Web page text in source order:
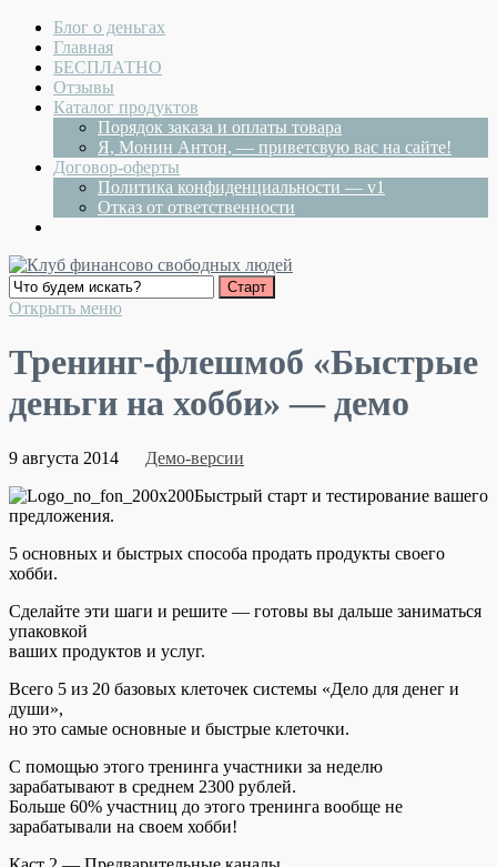
Блог о деньгах
Главная
БЕСПЛАТНО
Отзывы
Каталог продуктов
Порядок заказа и оплаты товара
Я, Монин Антон, — приветсвую вас на сайте!
Договор-оферты
Политика конфиденциальности — v1
Отказ от ответственности
Открыть меню
Тренинг-флешмоб «Быстрые
деньги на хобби» — демо
9 августа 2014
Демо-версии
Быстрый старт и тестирование вашего
предложения.
5 основных и быстрых способа продать продукты своего
хобби.
Сделайте эти шаги и решите — готовы вы дальше заниматься
упаковкой
ваших продуктов и услуг.
Всего 5 из 20 базовых клеточек системы «Дело для денег и
души»,
но это самые основные и быстрые клеточки.
С помощью этого тренинга участники за неделю
зарабатывают в среднем 2300 рублей.
Больше 60% участниц до этого тренинга вообще не
зарабатывали на своем хобби!